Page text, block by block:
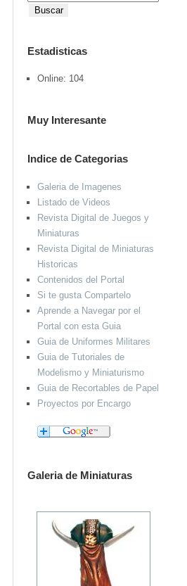
Estadisticas
Online: 104
Muy Interesante
Indice de Categorias
Galeria de Imagenes
Listado de Videos
Revista Digital de Juegos y
Miniaturas
Revista Digital de Miniaturas
Historicas
Contenidos del Portal
Si te gusta Compartelo
Aprende a Navegar por el
Portal con esta Guia
Guia de Uniformes Militares
Guia de Tutoriales de
Modelismo y Miniaturismo
Guia de Recortables de Papel
Proyectos por Encargo
Galeria de Miniaturas